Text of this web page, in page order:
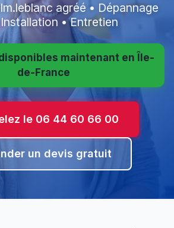
agréé • Dépannage
• Entretien
maintenant en Île-
de-France
le 06 44 60 66 00
un devis gratuit